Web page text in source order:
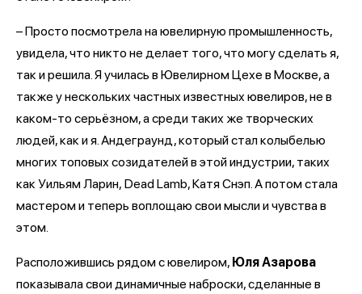
– Просто посмотрела на ювелирную промышленность,
увидела, что никто не делает того, что могу сделать я,
так и решила. Я училась в Ювелирном Цехе в Москве, а
также у нескольких частных известных ювелиров, не в
каком-то серьёзном, а среди таких же творческих
людей, как и я. Андеграунд, который стал колыбелью
многих топовых созидателей в этой индустрии, таких
как Уильям Ларин, Dead Lamb, Катя Снэп. А потом стала
мастером и теперь воплощаю свои мысли и чувства в
этом.
Расположившись рядом с ювелиром, Юля Азарова
показывала свои динамичные наброски, сделанные в